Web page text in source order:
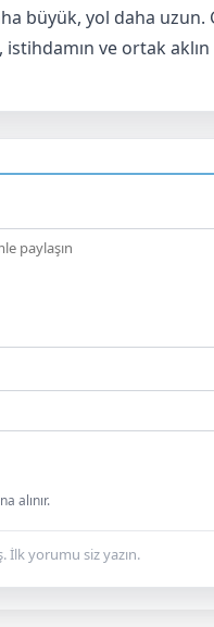
büyük, yol daha uzun.
ve ortak
alınır.
İlk yorumu siz yazın.